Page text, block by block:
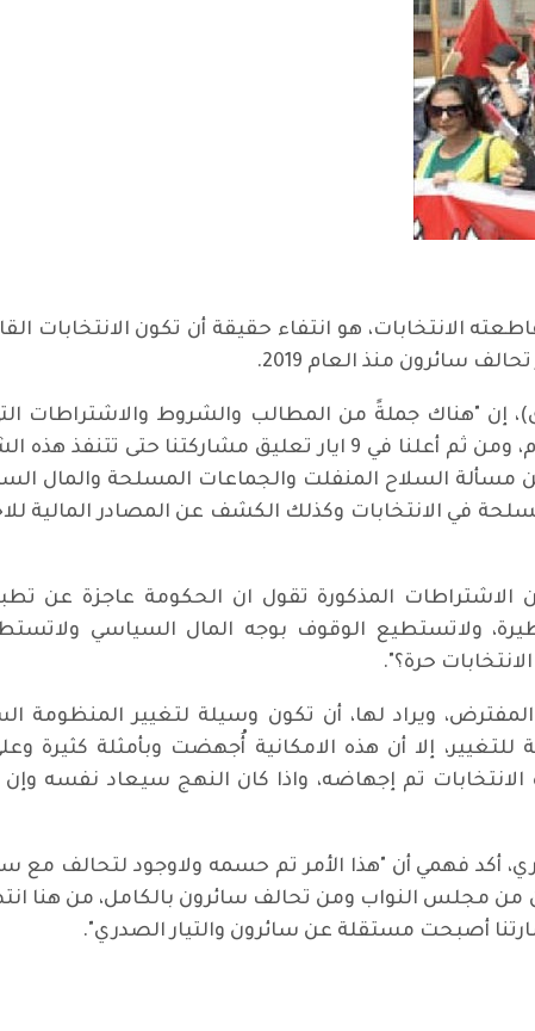
الانتخابات، هو انتفاء حقيقة أن تكون الانتخابات
سائرون منذ العام 2019.
إن "هناك جملةً من المطالب والشروط والاشتراطات
الحزب الشيوعي وقبل الاستعداد لدخول الانتخابات اي قبل أكثر من عام، ومن ثم أعلنا في 9 ايار
السلاح المنفلت والجماعات المسلحة والمال
في الانتخابات وكذلك الكشف عن المصادر المالية
الاشتراطات المذكورة تقول ان الحكومة عاجزة عن
ولاتستطيع الوقوف بوجه المال السياسي
حرة؟".
ويراد لها، أن تكون وسيلة لتغيير المنظومة
إلا أن هذه الامكانية أُجهضت وبأمثلة كثيرة
تم إجهاضه، واذا كان النهج سيعاد نفسه وإن
أكد فهمي أن "هذا الأمر تم حسمه ولاوجود لتحالف مع
هيفاء الأمين من مجلس النواب ومن تحالف سائرون بالكامل، من هنا
أصبحت مستقلة عن سائرون والتيار الصدري".